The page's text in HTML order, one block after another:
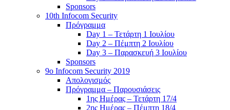
Sponsors
10th Infocom Security
Πρόγραμμα
Day 1 – Τετάρτη 1 Ιουλίου
Day 2 – Πέμπτη 2 Ιουλίου
Day 3 – Παρασκευή 3 Ιουλίου
Sponsors
9ο Infocom Security 2019
Απολογισμός
Πρόγραμμα – Παρουσιάσεις
1ης Ημέρας – Τετάρτη 17/4
2ης Ημέρας – Πέμπτη 18/4